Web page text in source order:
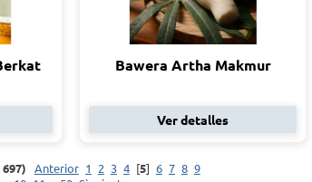
Bawera Artha Makmur
Ver detalles
Anterior 1 2 3 4 [5] 6 7 8 9